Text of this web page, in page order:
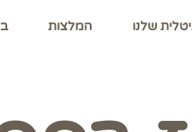
שלנו המלצות